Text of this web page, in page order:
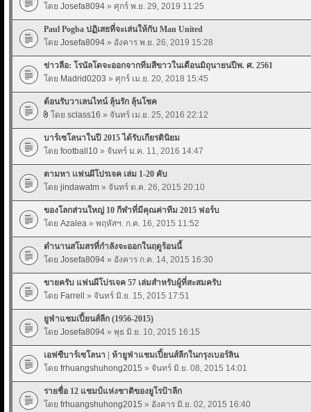
โดย Josefa8094 » ศุกร์ พ.ย. 29, 2019 11:25
Paul Pogba ปฏิเสธที่จะเล่นให้กับ Man United
โดย Josefa8094 » อังคาร พ.ย. 26, 2019 15:28
ข่าวลือ: โรนัลโดจะออกจากทีมสีขาวในเดือนมิถุนายนปีพ. ศ. 2561
โดย Madrid0203 » ศุกร์ เม.ย. 20, 2018 15:45
ต้อนรับวาเลนไทน์ ลุ้นรัก ลุ้นโชค
โดย sclass16 » จันทร์ เม.ย. 25, 2016 22:12
บาร์เซโลนาในปี 2015 ได้รับเกียรตินิยม
โดย football10 » จันทร์ ม.ค. 11, 2016 14:47
ตามหา เเฟนผีโปรเจค เล่ม 1-20 คับ
โดย jindawatm » จันทร์ ต.ค. 26, 2015 20:10
ของโลกส่วนใหญ่ 10 กีฬาที่มีคุณค่าทีม 2015 ฟอร์บ
โดย Azalea » พฤหัสฯ. ก.ค. 16, 2015 11:52
ตำนานสโมสรที่กำลังจะออกในฤดูร้อนนี้
โดย Josefa8094 » อังคาร ก.ค. 14, 2015 16:30
ขายครับ แฟนผีโปรเจค 57 เล่มสำหรับผู้ที่สะสมครับ
โดย Farrell » จันทร์ มิ.ย. 15, 2015 17:51
ยูฟ่าแชมเปี้ยนส์ลีก (1956-2015)
โดย Josefa8094 » พุธ มิ.ย. 10, 2015 16:15
เอฟซีบาร์เซโลนา | ห้ายูฟ่าแชมเปี้ยนส์ลีกในกรุงเบอร์ลิน
โดย frhuangshuhong2015 » จันทร์ มิ.ย. 08, 2015 14:01
รายชื่อ 12 แชมป์แห่งชาติของยูโรป้าลีก
โดย frhuangshuhong2015 » อังคาร มิ.ย. 02, 2015 16:40